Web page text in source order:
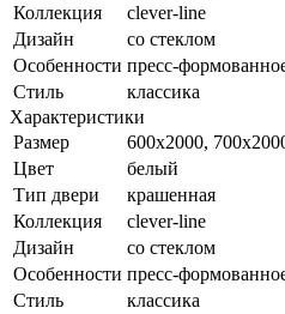
Коллекция
clever-line
Дизайн
со стеклом
Особенности пресс-
Стиль
классика
Характеристики
Размер
600x2000,
Цвет
белый
Тип двери
крашенная
Коллекция
clever-line
Дизайн
со стеклом
Особенности пресс-
Стиль
классика